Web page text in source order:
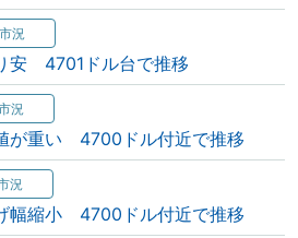
安 4701ドル台で推移
が重い 4700ドル付近で推移
幅縮小 4700ドル付近で推移